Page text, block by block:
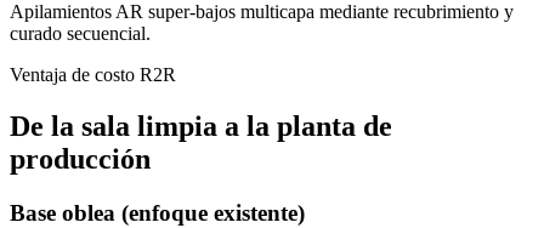
Apilamientos AR super-bajos multicapa mediante recubrimiento y
curado secuencial.
Ventaja de costo R2R
De la sala limpia a la planta de
producción
Base oblea (enfoque existente)